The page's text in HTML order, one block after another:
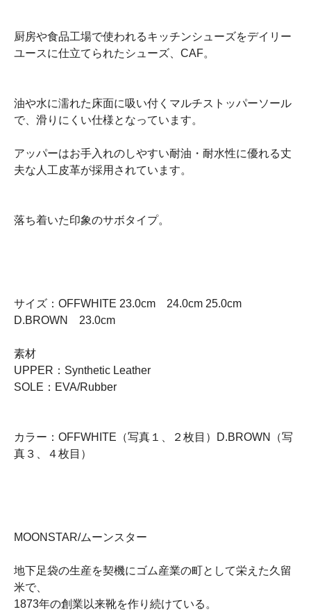
厨房や食品工場で使われるキッチンシューズをデイリー
ユースに仕立てられたシューズ、CAF。
油や水に濡れた床面に吸い付くマルチストッパーソール
で、滑りにくい仕様となっています。
アッパーはお手入れのしやすい耐油・耐水性に優れる丈
夫な人工皮革が採用されています。
落ち着いた印象のサボタイプ。
サイズ：OFFWHITE 23.0cm 24.0cm 25.0cm
D.BROWN 23.0cm
素材
UPPER：Synthetic Leather
SOLE：EVA/Rubber
カラー：OFFWHITE（写真１、２枚目）D.BROWN（写
真３、４枚目）
MOONSTAR/ムーンスター
地下足袋の生産を契機にゴム産業の町として栄えた久留
米で、
1873年の創業以来靴を作り続けている。